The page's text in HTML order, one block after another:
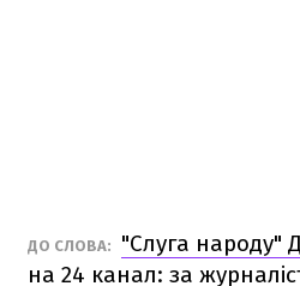
ДО СЛОВА:
"Слуга народу"
на 24 канал: за